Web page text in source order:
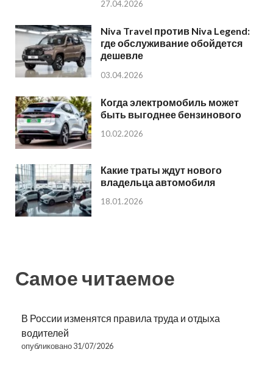
27.04.2026
Niva Travel против Niva Legend:
где обслуживание обойдется
дешевле
03.04.2026
Когда электромобиль может
быть выгоднее бензинового
10.02.2026
Какие траты ждут нового
владельца автомобиля
18.01.2026
Самое читаемое
В России изменятся правила труда и отдыха
водителей
опубликовано 31/07/2026